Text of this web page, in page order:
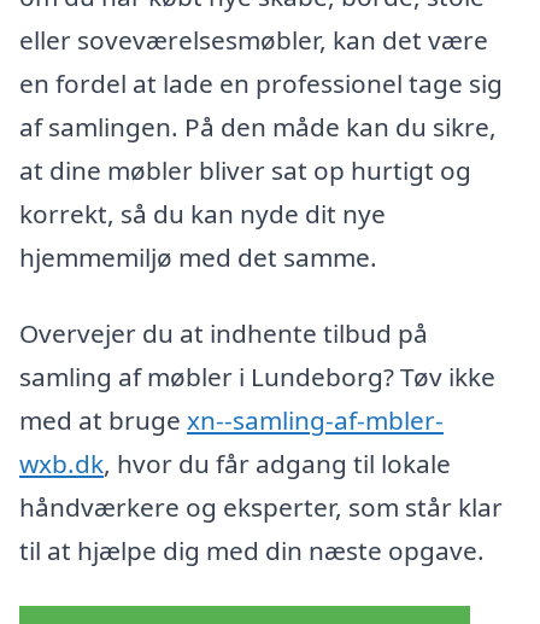
eller soveværelsesmøbler, kan det være
en fordel at lade en professionel tage sig
af samlingen. På den måde kan du sikre,
at dine møbler bliver sat op hurtigt og
korrekt, så du kan nyde dit nye
hjemmemiljø med det samme.
Overvejer du at indhente tilbud på
samling af møbler i Lundeborg? Tøv ikke
med at bruge xn--samling-af-mbler-
wxb.dk, hvor du får adgang til lokale
håndværkere og eksperter, som står klar
til at hjælpe dig med din næste opgave.